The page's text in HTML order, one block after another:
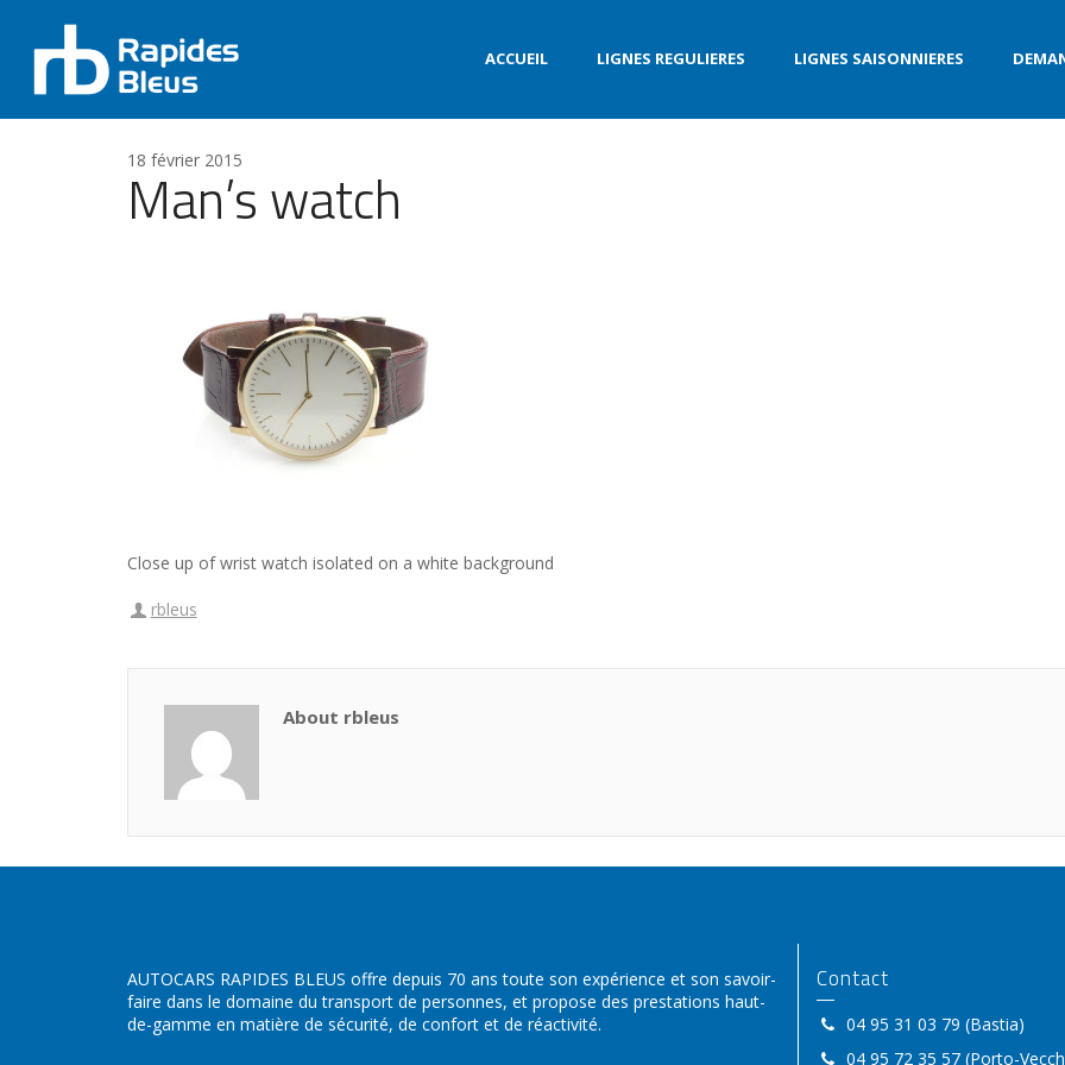
ACCUEIL LIGNES REGULIERES LIGNES SAISONNIERES
18 février 2015
Man’s watch
Close up of wrist watch isolated on a white background
rbleus
About rbleus
AUTOCARS RAPIDES BLEUS offre depuis 70 ans toute son expérience et son savoir-
faire dans le domaine du transport de personnes, et propose des prestations haut-
de-gamme en matière de sécurité, de confort et de réactivité.
Contact
04 95 31 03 79 (Bastia)
04 95 72 35 57 (Porto-